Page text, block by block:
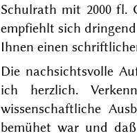
Schulrath mit 2000 fl.
empfiehlt sich
Ihnen einen
Die nachsichtsvolle
ich herzlich.
wissenschaftliche
bemühet war und